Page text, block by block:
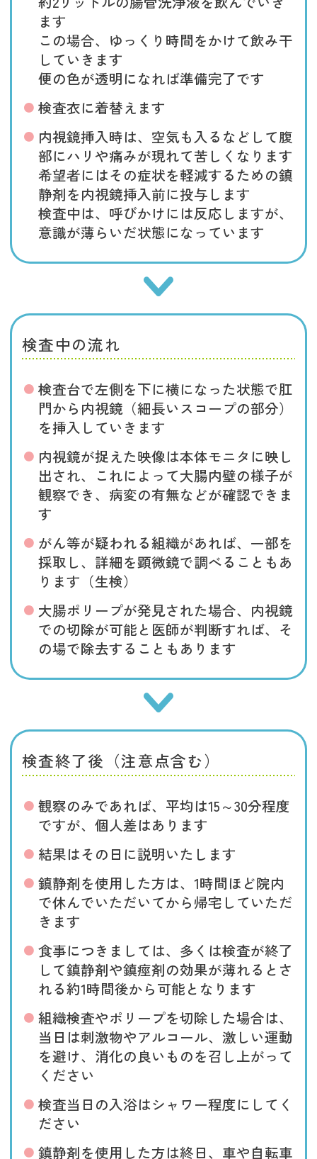
ます
この場合、ゆっくり時間をかけて飲み干
していきます
便の色が透明になれば準備完了です
検査衣に着替えます
内視鏡挿入時は、空気も入るなどして腹
部にハリや痛みが現れて苦しくなります
希望者にはその症状を軽減するための鎮
静剤を内視鏡挿入前に投与します
検査中は、呼びかけには反応しますが、
意識が薄らいだ状態になっています
検査中の流れ
検査台で左側を下に横になった状態で肛
門から内視鏡（細長いスコープの部分）
を挿入していきます
内視鏡が捉えた映像は本体モニタに映し
出され、これによって大腸内壁の様子が
観察でき、病変の有無などが確認できま
す
がん等が疑われる組織があれば、一部を
採取し、詳細を顕微鏡で調べることもあ
ります（生検）
大腸ポリープが発見された場合、内視鏡
での切除が可能と医師が判断すれば、そ
の場で除去することもあります
検査終了後（注意点含む）
観察のみであれば、平均は15～30分程度
ですが、個人差はあります
結果はその日に説明いたします
鎮静剤を使用した方は、1時間ほど院内
で休んでいただいてから帰宅していただ
きます
食事につきましては、多くは検査が終了
して鎮静剤や鎮痙剤の効果が薄れるとさ
れる約1時間後から可能となります
組織検査やポリープを切除した場合は、
当日は刺激物やアルコール、激しい運動
を避け、消化の良いものを召し上がって
ください
検査当日の入浴はシャワー程度にしてく
ださい
鎮静剤を使用した方は終日、車や自転車